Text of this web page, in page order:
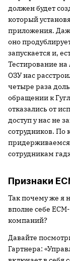
должен будет
который
приложения.
оно
запускается и,
Тестирование
ОЗУ нас
четыре раза
обращении к
отказались от
доступ у нас не
сотрудников. По
придерживаемся
сотрудникам
Признаки
Так почему же я
вполне себе
компаний?
Давайте
Гартнера: